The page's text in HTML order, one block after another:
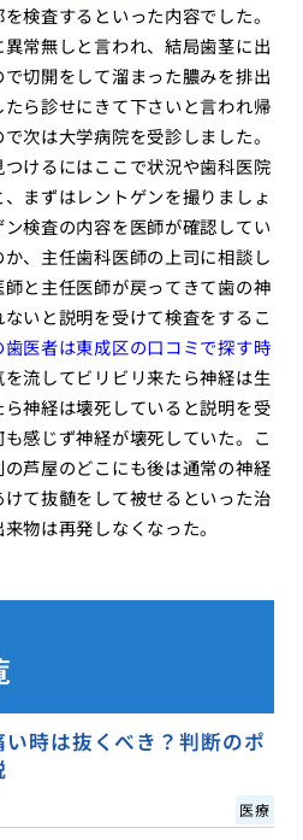
検査するといった内容でした。
常無しと言われ、結局歯茎に出
切開をして溜まった膿みを排出
ら診せにきて下さいと言われ帰
次は大学病院を受診しました。
けるにはここで状況や歯科医院
まずはレントゲンを撮りましょ
検査の内容を医師が確認してい
、主任歯科医師の上司に相談し
と主任医師が戻ってきて歯の神
いと説明を受けて検査をするこ
医者は東成区の口コミで探す時
流してビリビリ来たら神経は生
神経は壊死していると説明を受
感じず神経が壊死していた。こ
芦屋のどこにも後は通常の神経
て抜髄をして被せるといった治
物は再発しなくなった。
時は抜くべき？判断のポ
医療